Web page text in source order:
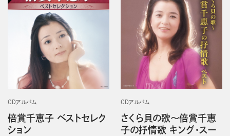
CDアルバム
倍賞千恵子 ベストセレク
ション
CDアルバム
さくら貝の歌～倍賞千恵
子の抒情歌 キング・スー